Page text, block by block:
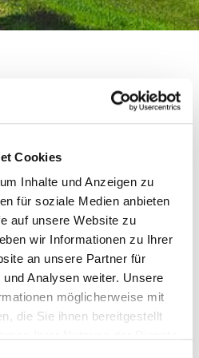
Cookies
Inhalte und Anzeigen zu
für soziale Medien anbieten
auf unsere Website zu
wir Informationen zu Ihrer
an unsere Partner für
Analysen weiter. Unsere
möglicherweise mit
die Sie ihnen bereitgestellt
Förderaufruf
KoMoNa-Förderrunde ist
Herzlichen Dank
Teilnehmer, die eine
Über das Ergebnis des
die Teilnehmenden
per E-Mail informiert. Ein
2026 geplant.